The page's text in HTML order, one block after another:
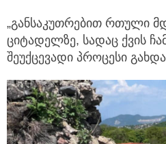
„განსაკუთრებით რთული
ციტადელზე, სადაც ქვის
შეუქცევადი პროცესი